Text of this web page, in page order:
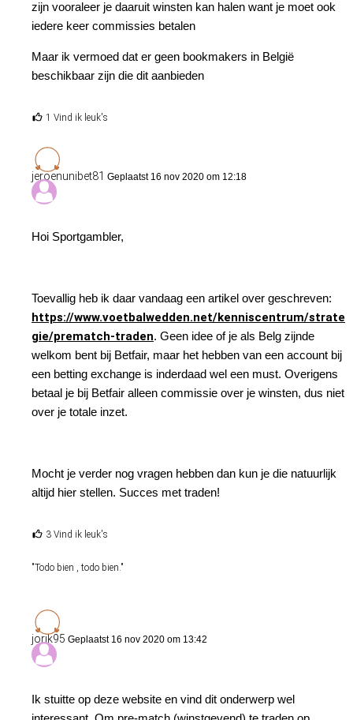
zijn vooraleer je daaruit winsten kan halen want je moet ook
iedere keer commissies betalen
Maar ik vermoed dat er geen bookmakers in België
beschikbaar zijn die dit aanbieden
1 Vind ik leuk's
jeroenunibet81 Geplaatst 16 nov 2020 om 12:18
Hoi Sportgambler,
Toevallig heb ik daar vandaag een artikel over geschreven:
https://www.voetbalwedden.net/kenniscentrum/strate
gie/prematch-traden. Geen idee of je als Belg zijnde
welkom bent bij Betfair, maar het hebben van een account bij
een betting exchange is inderdaad wel een must. Overigens
betaal je bij Betfair alleen commissie over je winsten, dus niet
over je totale inzet.
Mocht je verder nog vragen hebben dan kun je die natuurlijk
altijd hier stellen. Succes met traden!
3 Vind ik leuk's
"Todo bien , todo bien."
jorik95 Geplaatst 16 nov 2020 om 13:42
Ik stuitte op deze website en vind dit onderwerp wel